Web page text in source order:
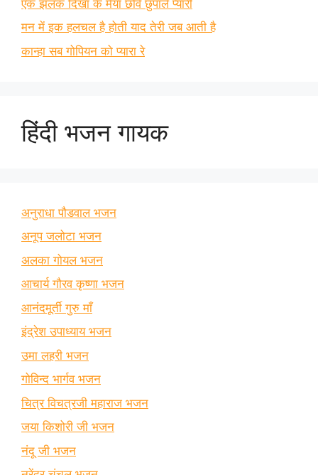
एक झलक दिखा के मैया छवि छुपाले प्यारी
मन में इक हलचल है होती याद तेरी जब आती है
कान्हा सब गोपियन को प्यारा रे
हिंदी भजन गायक
अनुराधा पौडवाल भजन
अनूप जलोटा भजन
अलका गोयल भजन
आचार्य गौरव कृष्णा भजन
आनंदमूर्ती गुरु माँ
इंद्रेश उपाध्याय भजन
उमा लहरी भजन
गोविन्द भार्गव भजन
चित्र विचत्रजी महाराज भजन
जया किशोरी जी भजन
नंदू जी भजन